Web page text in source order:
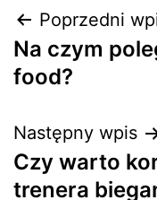
Poprzedni
Na czym
food?
Następny wpis
Czy warto
trenera